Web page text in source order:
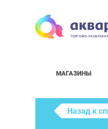
МАГАЗИНЫ
Назад к